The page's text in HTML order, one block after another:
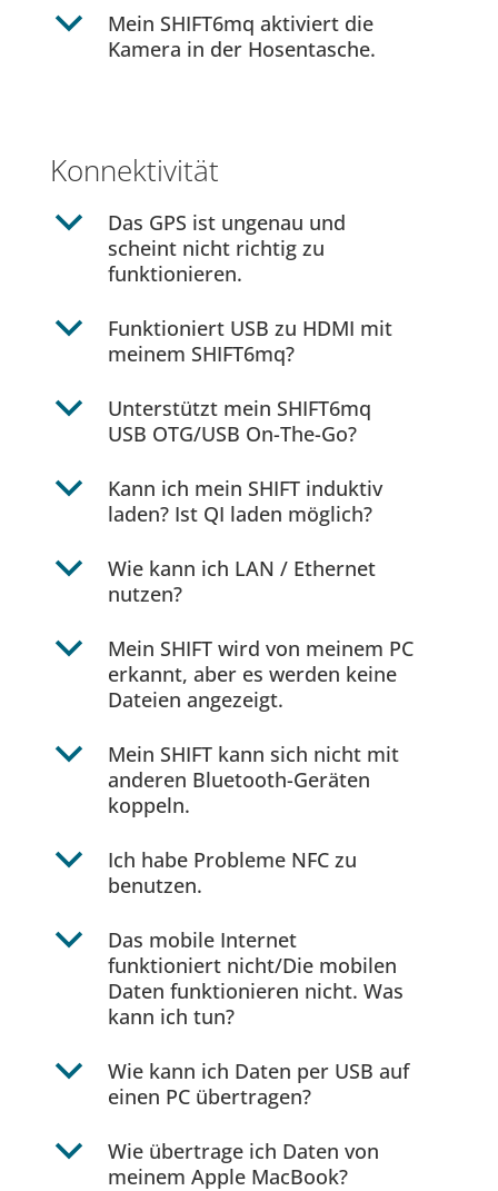
b
Mein SHIFT6mq aktiviert die
Kamera in der Hosentasche.
Konnektivität
b
Das GPS ist ungenau und
scheint nicht richtig zu
funktionieren.
b
Funktioniert USB zu HDMI mit
meinem SHIFT6mq?
b
Unterstützt mein SHIFT6mq
USB OTG/USB On-The-Go?
b
Kann ich mein SHIFT induktiv
laden? Ist QI laden möglich?
b
Wie kann ich LAN / Ethernet
nutzen?
b
Mein SHIFT wird von meinem PC
erkannt, aber es werden keine
Dateien angezeigt.
b
Mein SHIFT kann sich nicht mit
anderen Bluetooth-Geräten
koppeln.
b
Ich habe Probleme NFC zu
benutzen.
b
Das mobile Internet
funktioniert nicht/Die mobilen
Daten funktionieren nicht. Was
kann ich tun?
b
Wie kann ich Daten per USB auf
einen PC übertragen?
b
Wie übertrage ich Daten von
meinem Apple MacBook?